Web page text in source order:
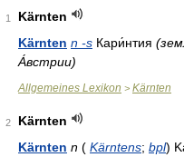
1
Kärnten
Kärnten n -s Кари́нтия
А́встрии)
Allgemeines Lexikon > Kärnten
2
Kärnten
Kärnten n ( Kärntens; bpl)